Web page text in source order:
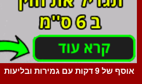
אוסף של 9 דקות עם גמירות ובליעות